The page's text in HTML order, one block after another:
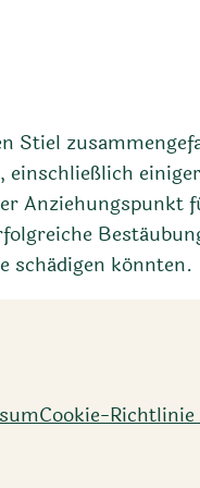
Stiel
Anziehungspunkt
schädigen könnten.
Cookie-